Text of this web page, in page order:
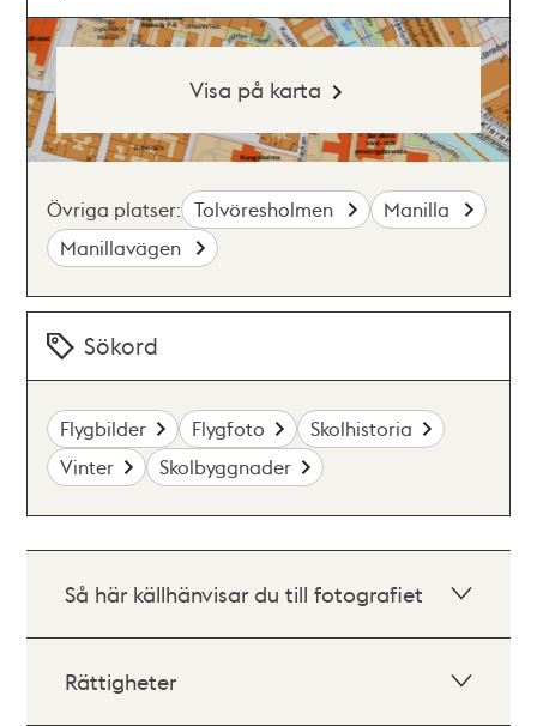
Visa på karta
Övriga platser: Tolvöresholmen
Manilla
Manillavägen
Sökord
Flygbilder Flygfoto
Skolhistoria
Vinter
Skolbyggnader
Så här källhänvisar du till fotografiet
Rättigheter